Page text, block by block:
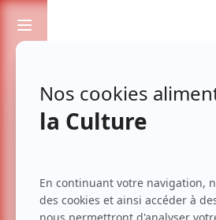
Passionnés de